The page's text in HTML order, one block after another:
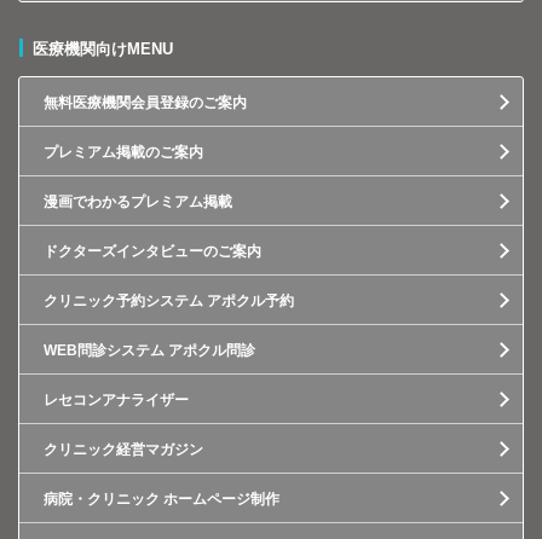
医療機関向けMENU
無料医療機関会員登録のご案内
プレミアム掲載のご案内
漫画でわかるプレミアム掲載
ドクターズインタビューのご案内
クリニック予約システム アポクル予約
WEB問診システム アポクル問診
レセコンアナライザー
クリニック経営マガジン
病院・クリニック ホームページ制作